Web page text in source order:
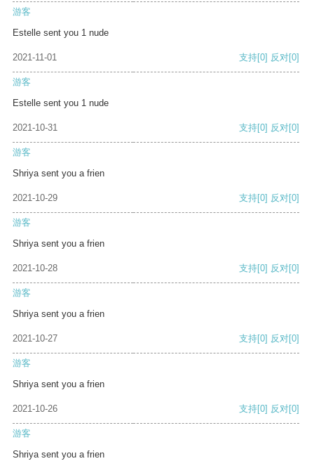
游客
Estelle sent you 1 nude
2021-11-01 支持[0] 反对[0]
游客
Estelle sent you 1 nude
2021-10-31 支持[0] 反对[0]
游客
Shriya sent you a frien
2021-10-29 支持[0] 反对[0]
游客
Shriya sent you a frien
2021-10-28 支持[0] 反对[0]
游客
Shriya sent you a frien
2021-10-27 支持[0] 反对[0]
游客
Shriya sent you a frien
2021-10-26 支持[0] 反对[0]
游客
Shriya sent you a frien